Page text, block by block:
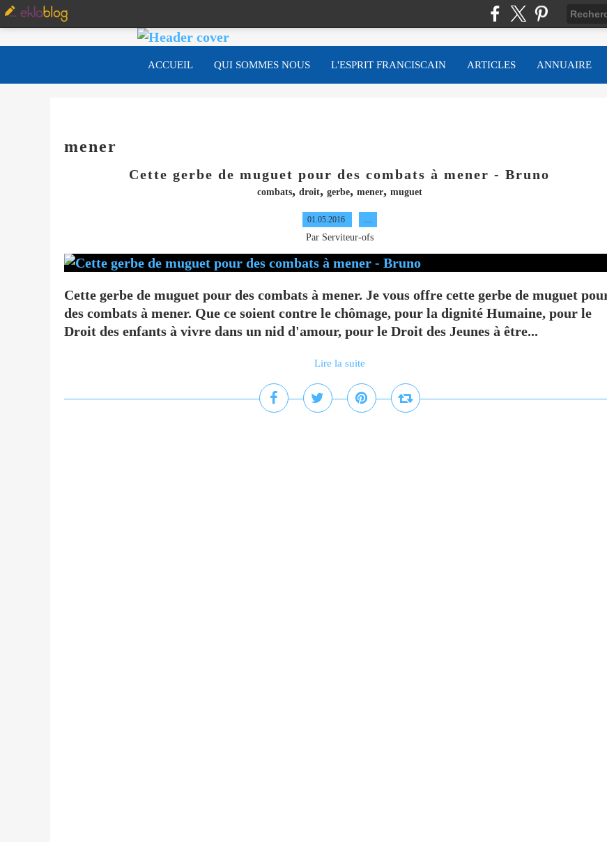
ACCUEIL QUI SOMMES NOUS L'ESPRIT FRANCISCAIN ARTICLES ANNUAIRE
mener
Cette gerbe de muguet pour des combats à mener - Bruno
combats, droit, gerbe, mener, muguet
01.05.2016 …
Par Serviteur-ofs
Cette gerbe de muguet pour des combats à mener. Je vous offre cette gerbe de muguet
des combats à mener. Que ce soient contre le chômage, pour la dignité Humaine, pour le
Droit des enfants à vivre dans un nid d'amour, pour le Droit des Jeunes à être...
Lire la suite